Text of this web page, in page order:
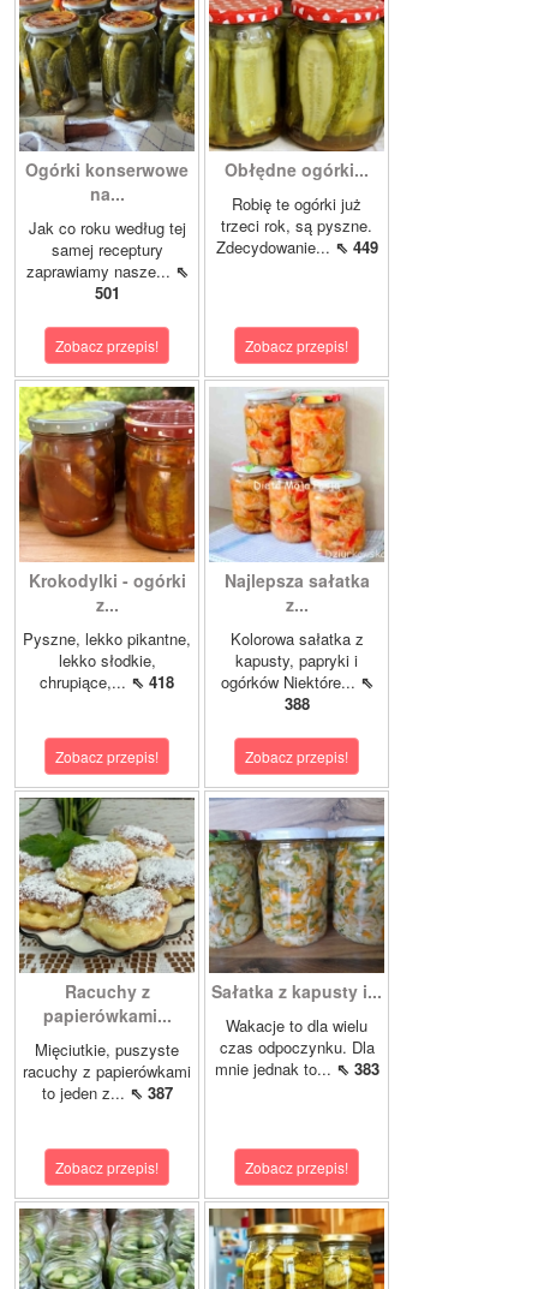
Ogórki konserwowe
na...
Jak co roku według tej
samej receptury
zaprawiamy nasze... ⇖
501
Zobacz przepis!
Obłędne ogórki...
Robię te ogórki już
trzeci rok, są pyszne.
Zdecydowanie... ⇖ 449
Zobacz przepis!
Krokodylki - ogórki
z...
Pyszne, lekko pikantne,
lekko słodkie,
chrupiące,... ⇖ 418
Zobacz przepis!
Najlepsza sałatka
z...
Kolorowa sałatka z
kapusty, papryki i
ogórków Niektóre... ⇖
388
Zobacz przepis!
Racuchy z
papierówkami...
Mięciutkie, puszyste
racuchy z papierówkami
to jeden z... ⇖ 387
Zobacz przepis!
Sałatka z kapusty i...
Wakacje to dla wielu
czas odpoczynku. Dla
mnie jednak to... ⇖ 383
Zobacz przepis!